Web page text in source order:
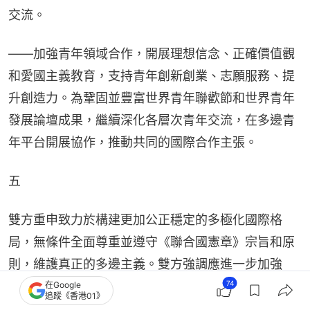
交流。
——加強青年領域合作，開展理想信念、正確價值觀
和愛國主義教育，支持青年創新創業、志願服務、提
升創造力。為鞏固並豐富世界青年聯歡節和世界青年
發展論壇成果，繼續深化各層次青年交流，在多邊青
年平台開展協作，推動共同的國際合作主張。
五
雙方重申致力於構建更加公正穩定的多極化國際格
局，無條件全面尊重並遵守《聯合國憲章》宗旨和原
則，維護真正的多邊主義。雙方強調應進一步加強
「捍衛《聯合國憲章》之友小組」的工作。
在Google
追蹤《香港01》
74